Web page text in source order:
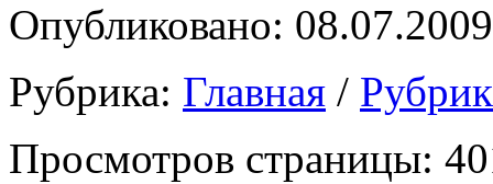
Опубликовано: 08.07.2009
Рубрика: Главная /
Просмотров страницы: